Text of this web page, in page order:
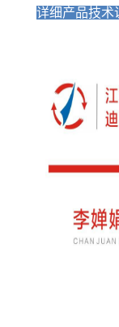
详细产品技术